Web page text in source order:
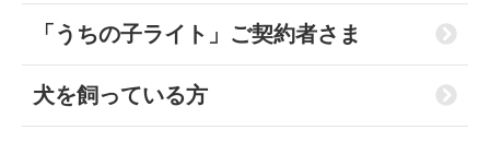
「うちの子ライト」ご契約者さま
犬を飼っている方